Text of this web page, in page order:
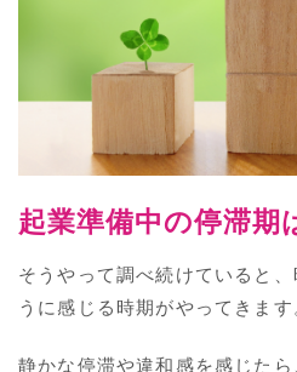
起業準備中の停滞期
そうやって調べ続けていると
うに感じる時期がやってきます
静かな停滞や違和感を感じた